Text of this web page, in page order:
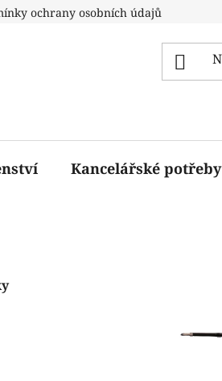
ochrany osobních údajů
Kancelářské potřeby